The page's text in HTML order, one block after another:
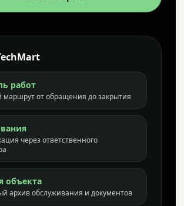
работ
маршрут от обращения до закрытия
через ответственного
объекта
архив обслуживания и документов